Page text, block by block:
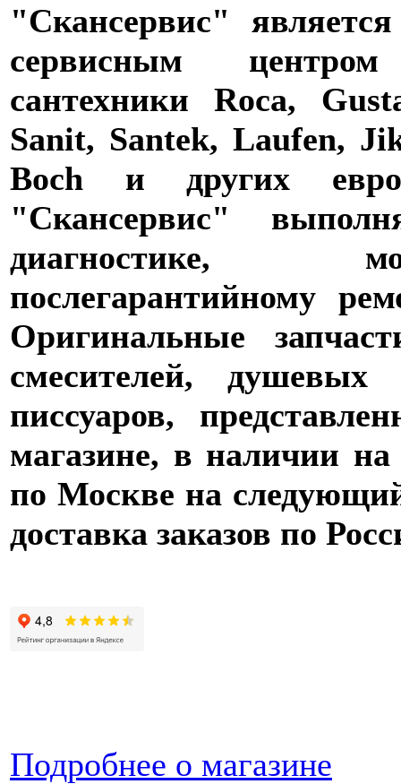
"Скансервис"
сервисным
сантехники Roca,
Sanit, Santek, Laufen,
Boch и других
"Скансервис"
диагностике,
послегарантийному
Оригинальные
смесителей, душевых
писсуаров,
магазине, в наличии на
по Москве на
доставка заказов по
Подробнее о магазине